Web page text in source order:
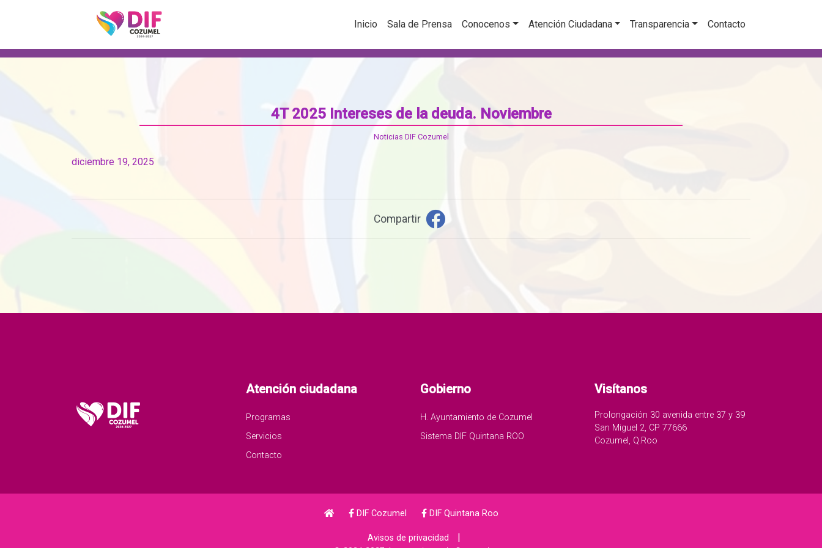
Inicio Sala de Prensa Conocenos Atención Ciudadana Transparencia Contacto
4T 2025 Intereses de la deuda. Noviembre
Noticias DIF Cozumel
diciembre 19, 2025
Compartir
Atención ciudadana
Programas
Servicios
Contacto
Gobierno
H. Ayuntamiento de Cozumel
Sistema DIF Quintana ROO
Visítanos
Prolongación 30 avenida entre 37 y 39
San Miguel 2, CP 77666
Cozumel, Q.Roo
DIF Cozumel DIF Quintana Roo
Avisos de privacidad